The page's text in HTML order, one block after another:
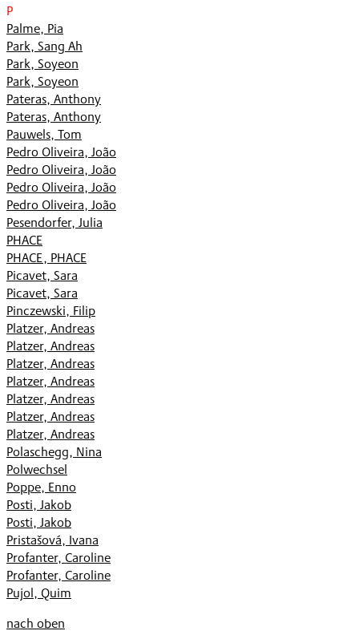
P
Palme, Pia
Park, Sang Ah
Park, Soyeon
Park, Soyeon
Pateras, Anthony
Pateras, Anthony
Pauwels, Tom
Pedro Oliveira, João
Pedro Oliveira, João
Pedro Oliveira, João
Pedro Oliveira, João
Pesendorfer, Julia
PHACE
PHACE, PHACE
Picavet, Sara
Picavet, Sara
Pinczewski, Filip
Platzer, Andreas
Platzer, Andreas
Platzer, Andreas
Platzer, Andreas
Platzer, Andreas
Platzer, Andreas
Platzer, Andreas
Polaschegg, Nina
Polwechsel
Poppe, Enno
Posti, Jakob
Posti, Jakob
Pristašová, Ivana
Profanter, Caroline
Profanter, Caroline
Pujol, Quim
nach oben